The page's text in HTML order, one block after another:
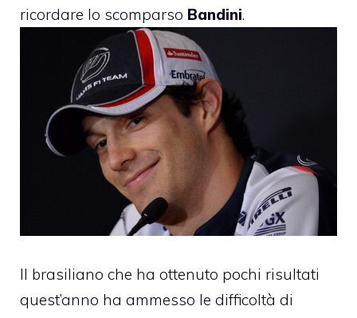
ricordare lo scomparso Bandini.
Il brasiliano che ha ottenuto pochi risultati
quest’anno ha ammesso le difficoltà di